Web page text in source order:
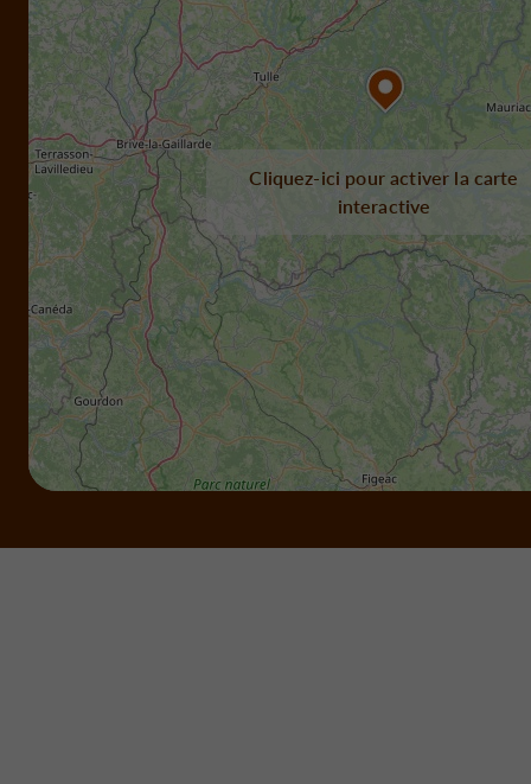
Cliquez-ici pour activer la carte
interactive